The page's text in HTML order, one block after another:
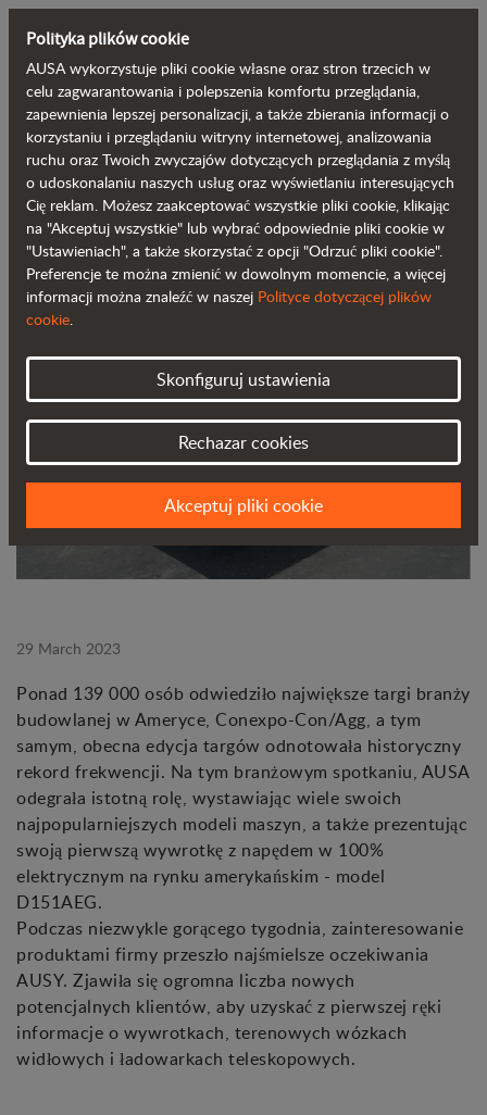
Wróć do bloga
AUSA zwiększa swoją popularność w
Ameryce Północnej poprzez udział w
targach Conexpo
29 March 2023
Ponad 139 000 osób odwiedziło największe targi branży
budowlanej w Ameryce, Conexpo-Con/Agg, a tym
samym, obecna edycja targów odnotowała historyczny
rekord frekwencji. Na tym branżowym spotkaniu, AUSA
odegrała istotną rolę, wystawiając wiele swoich
najpopularniejszych modeli maszyn, a także prezentując
swoją pierwszą wywrotkę z napędem w 100%
elektrycznym na rynku amerykańskim - model
D151AEG.
Podczas niezwykle gorącego tygodnia, zainteresowanie
produktami firmy przeszło najśmielsze oczekiwania
AUSY. Zjawiła się ogromna liczba nowych
potencjalnych klientów, aby uzyskać z pierwszej ręki
informacje o wywrotkach, terenowych wózkach
widłowych i ładowarkach teleskopowych.
Polityka plików cookie
AUSA wykorzystuje pliki cookie własne oraz stron trzecich w
celu zagwarantowania i polepszenia komfortu przeglądania,
zapewnienia lepszej personalizacji, a także zbierania informacji o
korzystaniu i przeglądaniu witryny internetowej, analizowania
ruchu oraz Twoich zwyczajów dotyczących przeglądania z myślą
o udoskonalaniu naszych usług oraz wyświetlaniu interesujących
Cię reklam. Możesz zaakceptować wszystkie pliki cookie, klikając
na "Akceptuj wszystkie" lub wybrać odpowiednie pliki cookie w
"Ustawieniach", a także skorzystać z opcji "Odrzuć pliki cookie".
Preferencje te można zmienić w dowolnym momencie, a więcej
informacji można znaleźć w naszej Polityce dotyczącej plików
cookie.
Skonfiguruj ustawienia
Rechazar cookies
Akceptuj pliki cookie